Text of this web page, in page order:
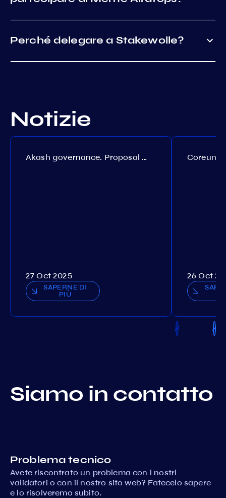
Perché delegare a Stakewolle?
Notizie
Akash governance. Proposal №308
27 Oct 2025
SAPERNE DI
PIÙ
26 Oct
Siamo in contatto
Problema tecnico
Avete riscontrato un problema con i nostri
validatori o con il nostro sito web? Fatecelo sapere
e lo risolveremo subito.